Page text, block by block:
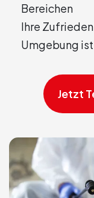
Bereichen
Ihre
Umgebung
Jetzt